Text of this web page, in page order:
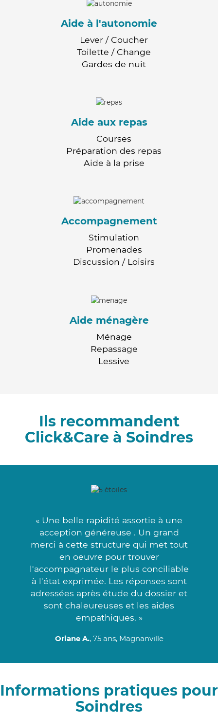
Aide à l'autonomie
Lever / Coucher
Toilette / Change
Gardes de nuit
Aide aux repas
Courses
Préparation des repas
Aide à la prise
Accompagnement
Stimulation
Promenades
Discussion / Loisirs
Aide ménagère
Ménage
Repassage
Lessive
Ils recommandent
Click&Care à Soindres
« Une belle rapidité assortie à une
acception généreuse . Un grand
merci à cette structure qui met tout
en oeuvre pour trouver
l'accompagnateur le plus conciliable
à l'état exprimée. Les réponses sont
adressées après étude du dossier et
sont chaleureuses et les aides
empathiques. »
Oriane A., 75 ans, Magnanville
Informations pratiques pour
Soindres